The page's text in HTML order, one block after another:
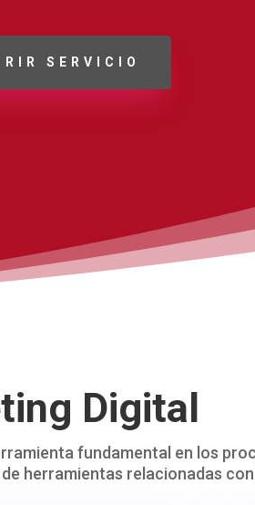
SERVICIO
Digital
fundamental en los
herramientas relacionadas